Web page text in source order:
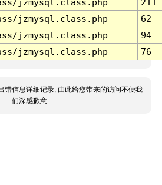
jzmysql.class.php
211
jzmysql.class.php
62
jzmysql.class.php
94
jzmysql.class.php 76
错信息详细记录, 由此给您带来的访问不便我
们深感歉意.